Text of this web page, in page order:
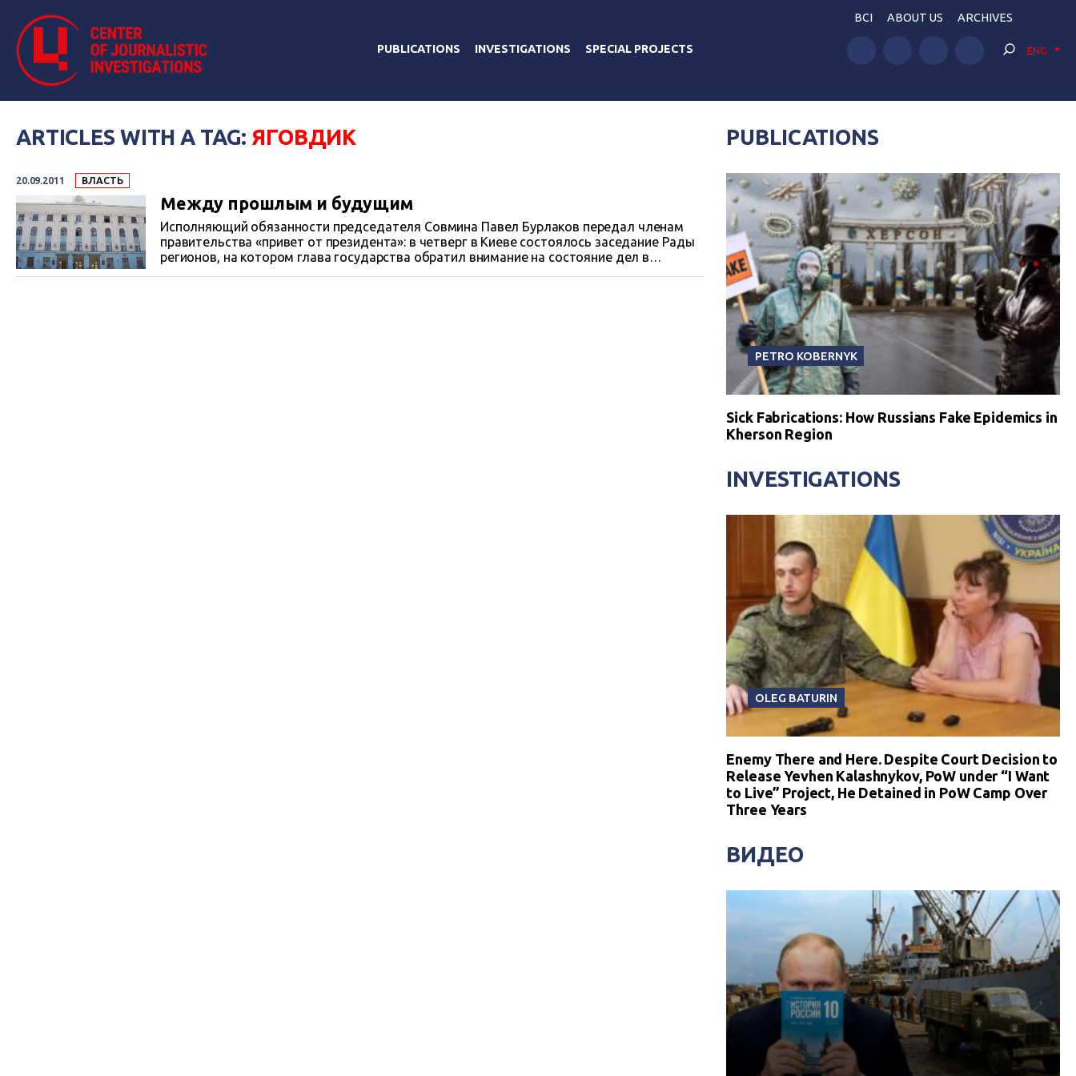
PUBLICATIONS INVESTIGATIONS SPECIAL PROJECTS
BCI ABOUT US ARCHIVES
ENG
ARTICLES WITH A TAG: ЯГОВДИК
20.09.2011 ВЛАСТЬ
Между прошлым и будущим
Исполняющий обязанности председателя Совмина Павел Бурлаков передал членам
правительства «привет от президента»: в четверг в Киеве состоялось заседание Рады
регионов, на котором глава государства обратил внимание на состояние дел в
PUBLICATIONS
PETRO KOBERNYK
Sick Fabrications: How Russians Fake Epidemics in
Kherson Region
INVESTIGATIONS
OLEG BATURIN
Enemy There and Here. Despite Court Decision to
Release Yevhen Kalashnykov, PoW under “I Want
to Live” Project, He Detained in PoW Camp Over
Three Years
ВИДЕО